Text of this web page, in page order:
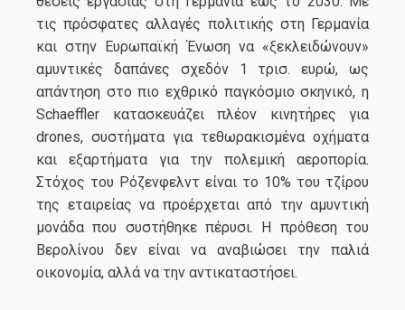
τις πρόσφατες αλλαγές πολιτικής στη Γερμανία
και στην Ευρωπαϊκή Ένωση να «ξεκλειδώνουν»
αμυντικές δαπάνες σχεδόν 1 τρισ. ευρώ, ως
απάντηση στο πιο εχθρικό παγκόσμιο σκηνικό, η
Schaeffler κατασκευάζει πλέον κινητήρες για
drones, συστήματα για τεθωρακισμένα οχήματα
και εξαρτήματα για την πολεμική αεροπορία.
Στόχος του Ρόζενφελντ είναι το 10% του τζίρου
της εταιρείας να προέρχεται από την αμυντική
μονάδα που συστήθηκε πέρυσι. Η πρόθεση του
Βερολίνου δεν είναι να αναβιώσει την παλιά
οικονομία, αλλά να την αντικαταστήσει.